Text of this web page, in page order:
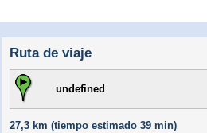
Ruta de viaje
undefined
27,3 km (tiempo estimado 39 min)